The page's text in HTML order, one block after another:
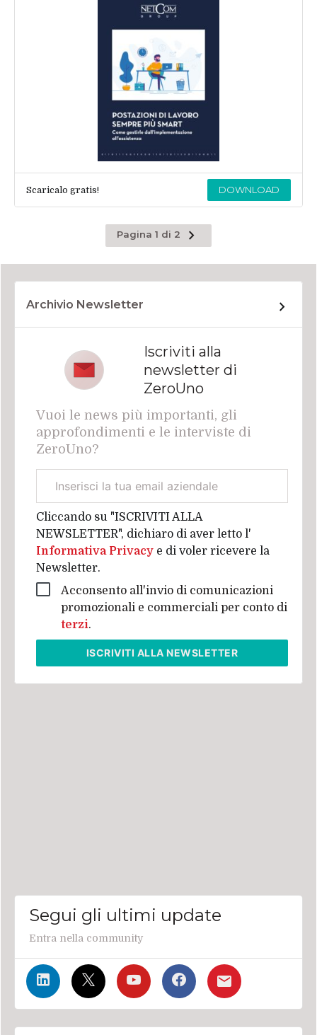
Scaricalo gratis! DOWNLOAD
Pagina 1 di 2
Pagina
successiva
Archivio Newsletter
Iscriviti alla
newsletter di
ZeroUno
Vuoi le news più importanti, gli
approfondimenti e le interviste di
ZeroUno?
aziendale
Cliccando su "ISCRIVITI ALLA
NEWSLETTER", dichiaro di aver letto l'
Informativa Privacy e di voler ricevere la
Newsletter.
Acconsento all'invio di comunicazioni
promozionali e commerciali per conto di
terzi.
ISCRIVITI ALLA NEWSLETTER
Segui gli ultimi update
Entra nella community